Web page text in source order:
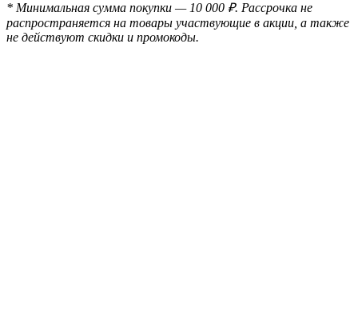
* Минимальная сумма покупки — 10 000 ₽. Рассрочка не
распространяется на товары участвующие в акции, а также
не действуют скидки и промокоды.